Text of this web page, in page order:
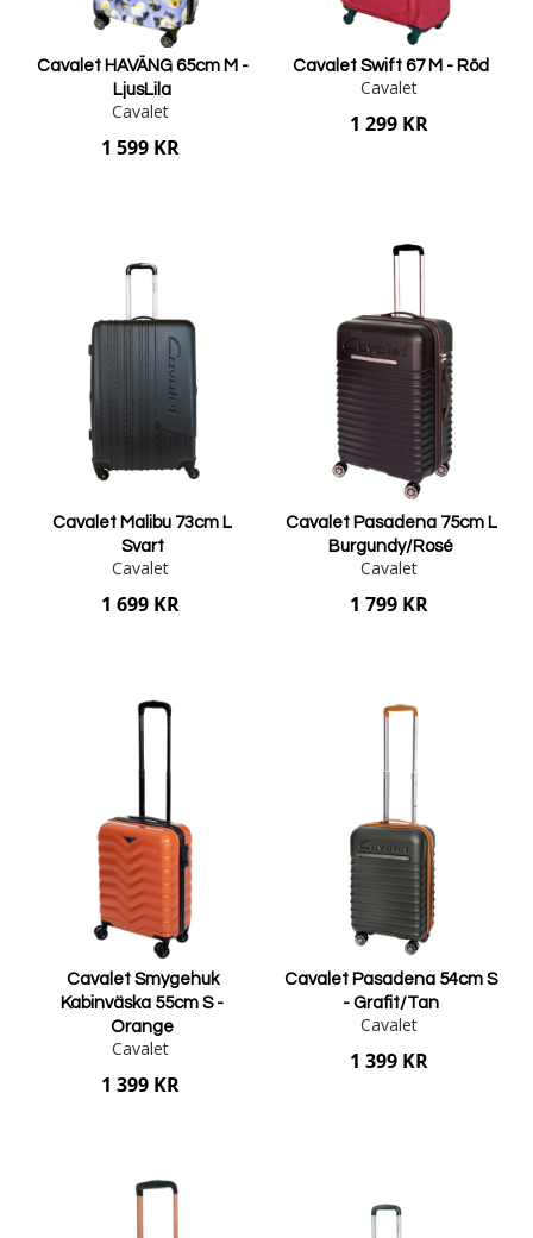
Cavalet HAVÄNG 65cm M -
LjusLila
Cavalet
1 599 KR
Cavalet Swift 67 M - Röd
Cavalet
1 299 KR
Cavalet Malibu 73cm L
Svart
Cavalet
1 699 KR
Cavalet Pasadena 75cm L
Burgundy/Rosé
Cavalet
1 799 KR
Cavalet Smygehuk
Kabinväska 55cm S -
Orange
Cavalet
1 399 KR
Cavalet Pasadena 54cm S
- Grafit/Tan
Cavalet
1 399 KR